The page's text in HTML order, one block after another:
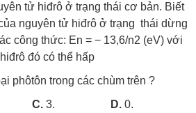
tử hiđrô ở trạng thái cơ bản. Biết
nguyên tử hiđrô ở trạng thái dừng
công thức: En = − 13,6/n2 (eV) với
đó có thể hấp
phôtôn trong các chùm trên ?
C. 3. D. 0.